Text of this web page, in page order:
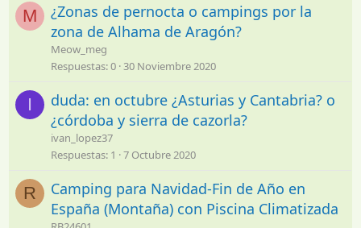
M
¿Zonas de pernocta o campings por la
zona de Alhama de Aragón?
Meow_meg
Respuestas 0 30 Noviembre 2020
I
duda: en octubre ¿Asturias y Cantabria? o
¿córdoba y sierra de cazorla?
ivan_lopez37
Respuestas 1 7 Octubre 2020
R
Camping para Navidad-Fin de Año en
España (Montaña) con Piscina Climatizada